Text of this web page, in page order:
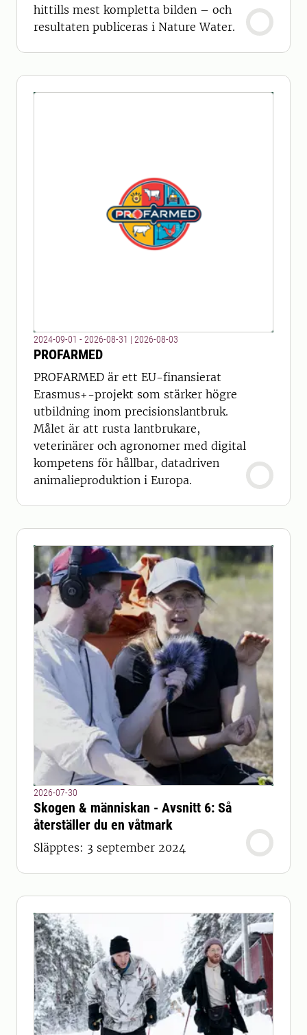
hittills mest kompletta bilden – och
resultaten publiceras i Nature Water.
2024-09-01 - 2026-08-31 | 2026-08-03
PROFARMED
PROFARMED är ett EU-finansierat
Erasmus+-projekt som stärker högre
utbildning inom precisionslantbruk.
Målet är att rusta lantbrukare,
veterinärer och agronomer med digital
kompetens för hållbar, datadriven
animalieproduktion i Europa.
2026-07-30
Skogen & människan - Avsnitt 6: Så
återställer du en våtmark
Släpptes: 3 september 2024